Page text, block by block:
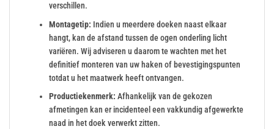
verschillen.
Montagetip: Indien u meerdere doeken naast elkaar
hangt, kan de afstand tussen de ogen onderling licht
variëren. Wij adviseren u daarom te wachten met het
definitief monteren van uw haken of bevestigingspunten
totdat u het maatwerk heeft ontvangen.
Productiekenmerk: Afhankelijk van de gekozen
afmetingen kan er incidenteel een vakkundig afgewerkte
naad in het doek verwerkt zitten.